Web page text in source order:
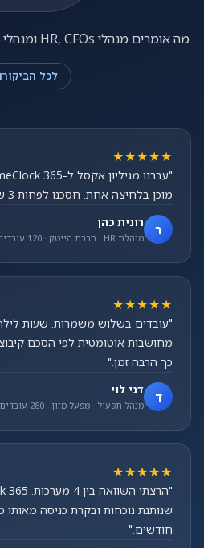
מה אומרים מנהלי HR, CFOs ומנהלי תפעול על TimeClock 365
לכל
★★★★★
מוכן בלחיצה אחת. חסכנו לפחות 3 שעות עבודה כל חודש."
ר רונית כהן
מנהלת HR · חברת הייטק · 120 עובדים
★★★★★
"עובדים בשלוש משמרות. שעות
מחושבות אוטומטית לפי הסכם
כך הרבה זמן."
ד דני לוי
מנהל תפעול · מפעל מזון · 280 עובדים
★★★★★
חודשים."